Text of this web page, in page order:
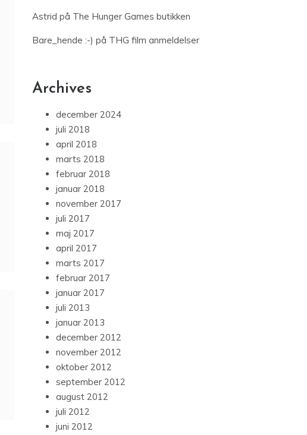
Astrid på The Hunger Games butikken
Bare_hende :-) på THG film anmeldelser
Archives
december 2024
juli 2018
april 2018
marts 2018
februar 2018
januar 2018
november 2017
juli 2017
maj 2017
april 2017
marts 2017
februar 2017
januar 2017
juli 2013
januar 2013
december 2012
november 2012
oktober 2012
september 2012
august 2012
juli 2012
juni 2012